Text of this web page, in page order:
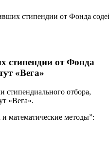
стипендии от Фонда
стипендии от Фонда
«Вега»
стипендиального отбора,
«Вега».
методы”: